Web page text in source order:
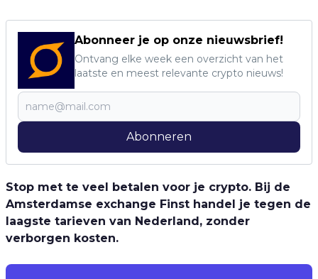
Abonneer je op onze nieuwsbrief!
Ontvang elke week een overzicht van het
laatste en meest relevante crypto nieuws!
Abonneren
Stop met te veel betalen voor je crypto. Bij de
Amsterdamse exchange Finst handel je tegen de
laagste tarieven van Nederland, zonder
verborgen kosten.